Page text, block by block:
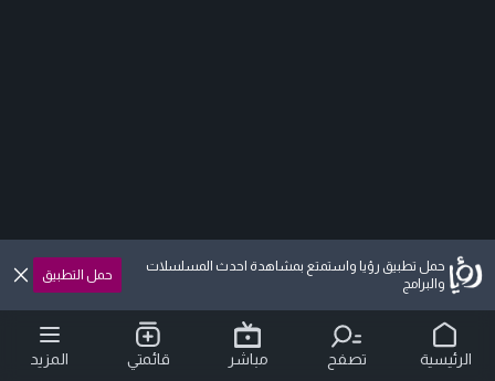
حمل تطبيق رؤيا واستمتع بمشاهدة احدث المسلسلات
والبرامج
حمل التطبيق
الرئيسية تصفح مباشر قائمتي المزيد